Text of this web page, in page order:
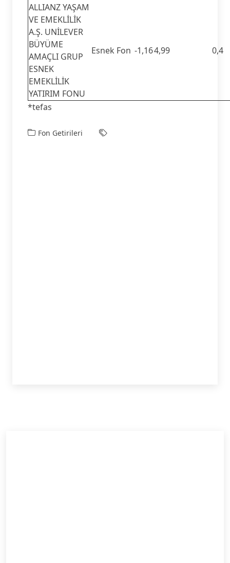
ALLIANZ YAŞAM
VE EMEKLİLİK
A.Ş. UNİLEVER
BÜYÜME
AMAÇLI GRUP
ESNEK
EMEKLİLİK
YATIRIM FONU
Esnek Fon -1,164,99 0,4
*tefas
Fon Getirileri